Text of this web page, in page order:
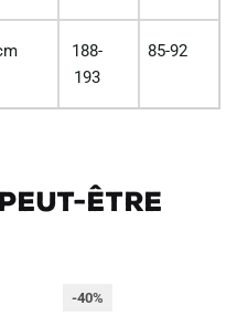
188-
193
85-92
être
-40%